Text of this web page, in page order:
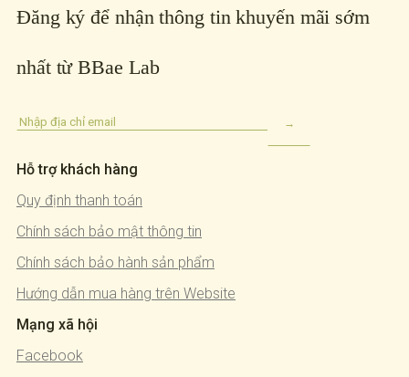
Đăng ký để nhận thông tin khuyến mãi sớm
nhất từ BBae Lab
Hỗ trợ khách hàng
Quy định thanh toán
Chính sách bảo mật thông tin
Chính sách bảo hành sản phẩm
Hướng dẫn mua hàng trên Website
Mạng xã hội
Facebook